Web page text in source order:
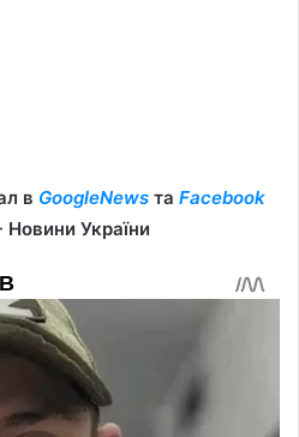
в GoogleNews та Facebook
Новини України